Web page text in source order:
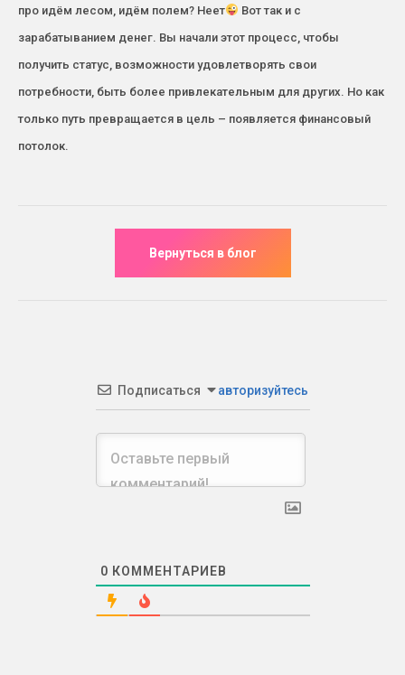
про идём лесом, идëм полем? Неет
Вот так и с
зарабатыванием денег. Вы начали этот процесс, чтобы
получить статус, возможности удовлетворять свои
потребности, быть более привлекательным для других. Но как
только путь превращается в цель – появляется финансовый
потолок.
Подписаться авторизуйтесь
0 КОММЕНТАРИЕВ